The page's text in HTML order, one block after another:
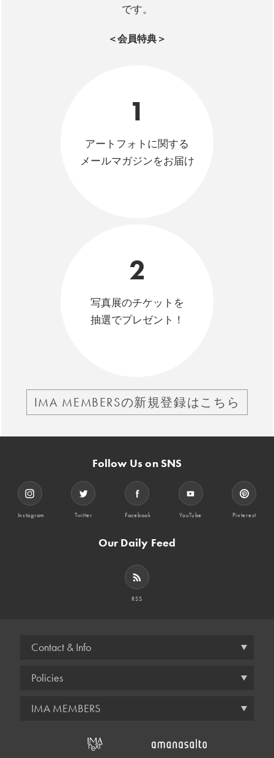
です。
＜会員特典＞
1
アートフォトに関する
メールマガジンをお届け
2
写真展のチケットを
抽選でプレゼント！
IMA MEMBERSの新規登録はこちら
Follow Us on SNS
Instagram Twitter Facebook YouTube Pinterest
Our Daily Feed
RSS
Contact & Info
Policies
IMA MEMBERS